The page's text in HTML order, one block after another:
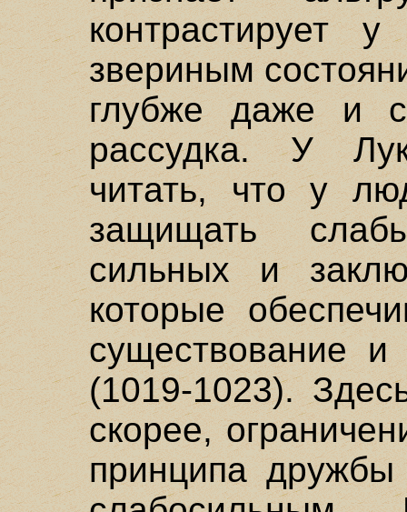
контрастирует
звериным
глубже даже и
рассудка. У
читать, что у
защищать
сильных и
которые
существование
(1019-1023).
скорее,
принципа